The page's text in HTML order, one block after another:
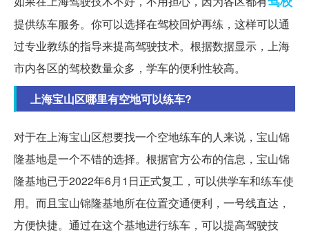
提供练车服务。你可以选择在驾校回炉再练，这样可以通
过专业教练的指导来提高驾驶技术。根据数据显示，上海
市内各区的驾校数量众多，学车的便利性较高。
上海宝山区哪里有空地可以练车?
对于在上海宝山区想要找一个空地练车的人来说，宝山锦
隆基地是一个不错的选择。根据官方公布的信息，宝山锦
隆基地已于2022年6月1日正式复工，可以供学车和练车使
用。而且宝山锦隆基地所在位置交通便利，一号线直达，
方便快捷。通过在这个基地进行练车，可以提高驾驶技